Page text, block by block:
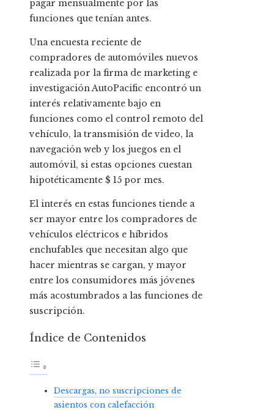
pagar mensualmente por las
funciones que tenían antes.
Una encuesta reciente de
compradores de automóviles nuevos
realizada por la firma de marketing e
investigación AutoPacific encontró un
interés relativamente bajo en
funciones como el control remoto del
vehículo, la transmisión de video, la
navegación web y los juegos en el
automóvil, si estas opciones cuestan
hipotéticamente $ 15 por mes.
El interés en estas funciones tiende a
ser mayor entre los compradores de
vehículos eléctricos e híbridos
enchufables que necesitan algo que
hacer mientras se cargan, y mayor
entre los consumidores más jóvenes
más acostumbrados a las funciones de
suscripción.
Índice de Contenidos
Descargas, no suscripciones de
asientos con calefacción